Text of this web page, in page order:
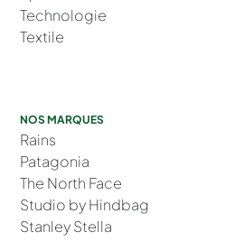
Technologie
Textile
NOS MARQUES
Rains
Patagonia
The North Face
Studio by Hindbag
Stanley Stella